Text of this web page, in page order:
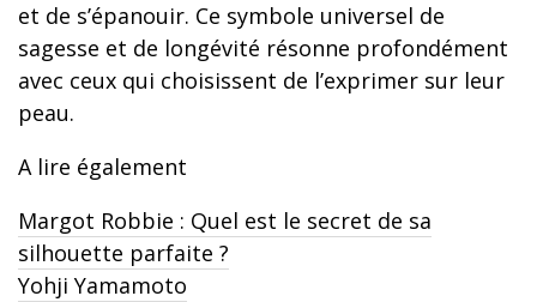
et de s’épanouir. Ce symbole universel de
sagesse et de longévité résonne profondément
avec ceux qui choisissent de l’exprimer sur leur
peau.
A lire également
Margot Robbie : Quel est le secret de sa
silhouette parfaite ?
Yohji Yamamoto